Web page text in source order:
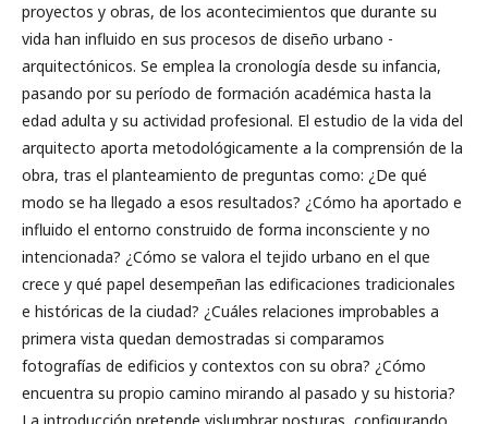
proyectos y obras, de los acontecimientos que durante su
vida han influido en sus procesos de diseño urbano -
arquitectónicos. Se emplea la cronología desde su infancia,
pasando por su período de formación académica hasta la
edad adulta y su actividad profesional. El estudio de la vida del
arquitecto aporta metodológicamente a la comprensión de la
obra, tras el planteamiento de preguntas como: ¿De qué
modo se ha llegado a esos resultados? ¿Cómo ha aportado e
influido el entorno construido de forma inconsciente y no
intencionada? ¿Cómo se valora el tejido urbano en el que
crece y qué papel desempeñan las edificaciones tradicionales
e históricas de la ciudad? ¿Cuáles relaciones improbables a
primera vista quedan demostradas si comparamos
fotografías de edificios y contextos con su obra? ¿Cómo
encuentra su propio camino mirando al pasado y su historia?